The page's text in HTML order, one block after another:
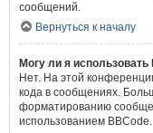
сообщений.
Вернуться к началу
Могу ли я использовать
Нет. На этой
кода в сообщениях.
форматированию
использованием BBCode.